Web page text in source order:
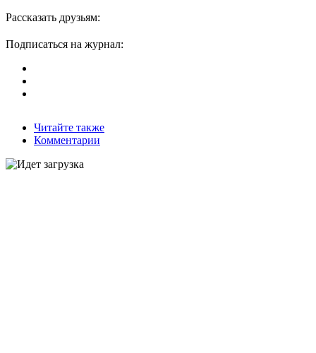
Рассказать друзьям:
Подписаться на журнал:
Читайте также
Комментарии